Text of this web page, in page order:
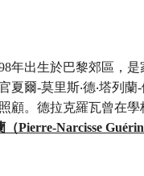
年出生於巴黎郊區，
夏爾-莫里斯‧德‧塔列蘭
顧。德拉克羅瓦曾在
Pierre-Narcisse Guérin